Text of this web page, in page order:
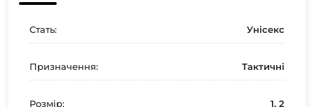
Стать: Унісекс
Призначення: Тактичні
Розмір: 1, 2